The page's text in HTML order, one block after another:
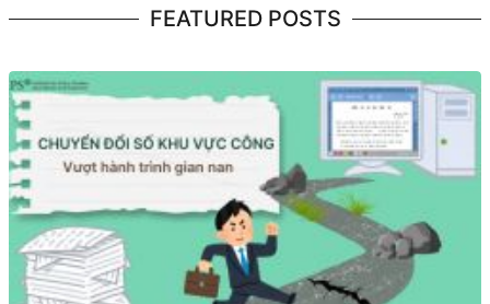
FEATURED POSTS